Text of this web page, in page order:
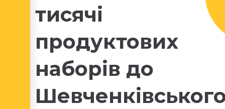
тисячі
продуктових
наборів до